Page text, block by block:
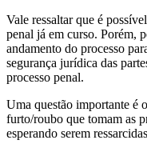
Vale ressaltar que é
penal já em curso. Porém,
andamento do processo
segurança jurídica das
processo penal.
Uma questão importante é
furto/roubo que tomam as
esperando serem